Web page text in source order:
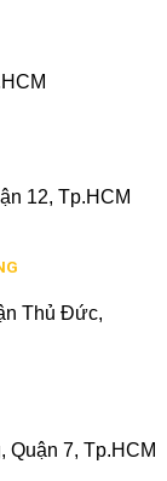
12, Tp.HCM
Thủ Đức,
Quận 7, Tp.HCM